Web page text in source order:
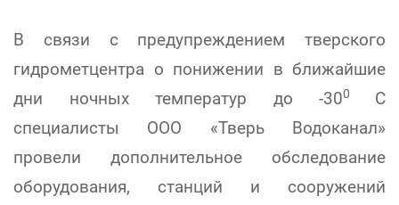
В связи с предупреждением тверского
гидрометцентра о понижении в ближайшие
дни ночных температур до -300 С
специалисты ООО «Тверь Водоканал»
провели дополнительное обследование
оборудования, станций и сооружений